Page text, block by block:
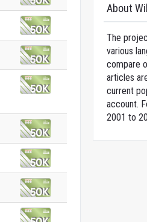
About
The
various
compare
articles
current
account.
2001 to